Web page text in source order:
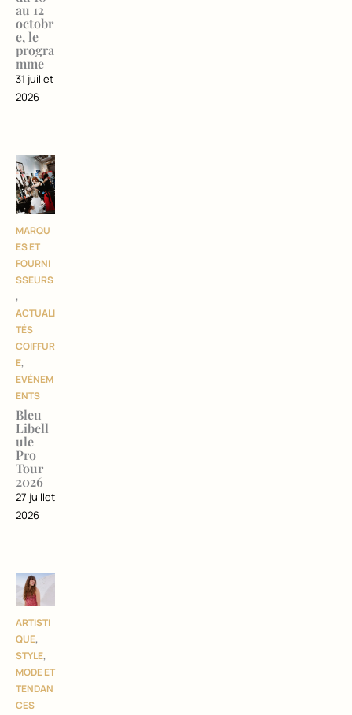
au 12
octobr
e, le
progra
mme
31 juillet
2026
MARQU
ES ET
FOURNI
SSEURS
,
ACTUALI
TÉS
COIFFUR
E,
EVÉNEM
ENTS
Bleu
Libell
ule
Pro
Tour
2026
27 juillet
2026
ARTISTI
QUE,
STYLE,
MODE ET
TENDAN
CES